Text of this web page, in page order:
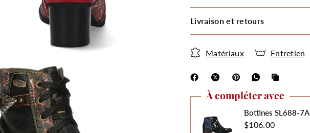
Livraison et retours
Matériaux Entretien
À compléter avec
Bottines SL688-7A
$106.00